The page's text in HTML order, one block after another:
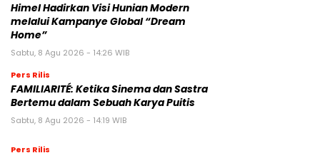
Himel Hadirkan Visi Hunian Modern
melalui Kampanye Global “Dream
Home”
Sabtu, 8 Agu 2026 - 14:26 WIB
Pers Rilis
FAMILIARITÉ: Ketika Sinema dan Sastra
Bertemu dalam Sebuah Karya Puitis
Sabtu, 8 Agu 2026 - 14:19 WIB
Pers Rilis